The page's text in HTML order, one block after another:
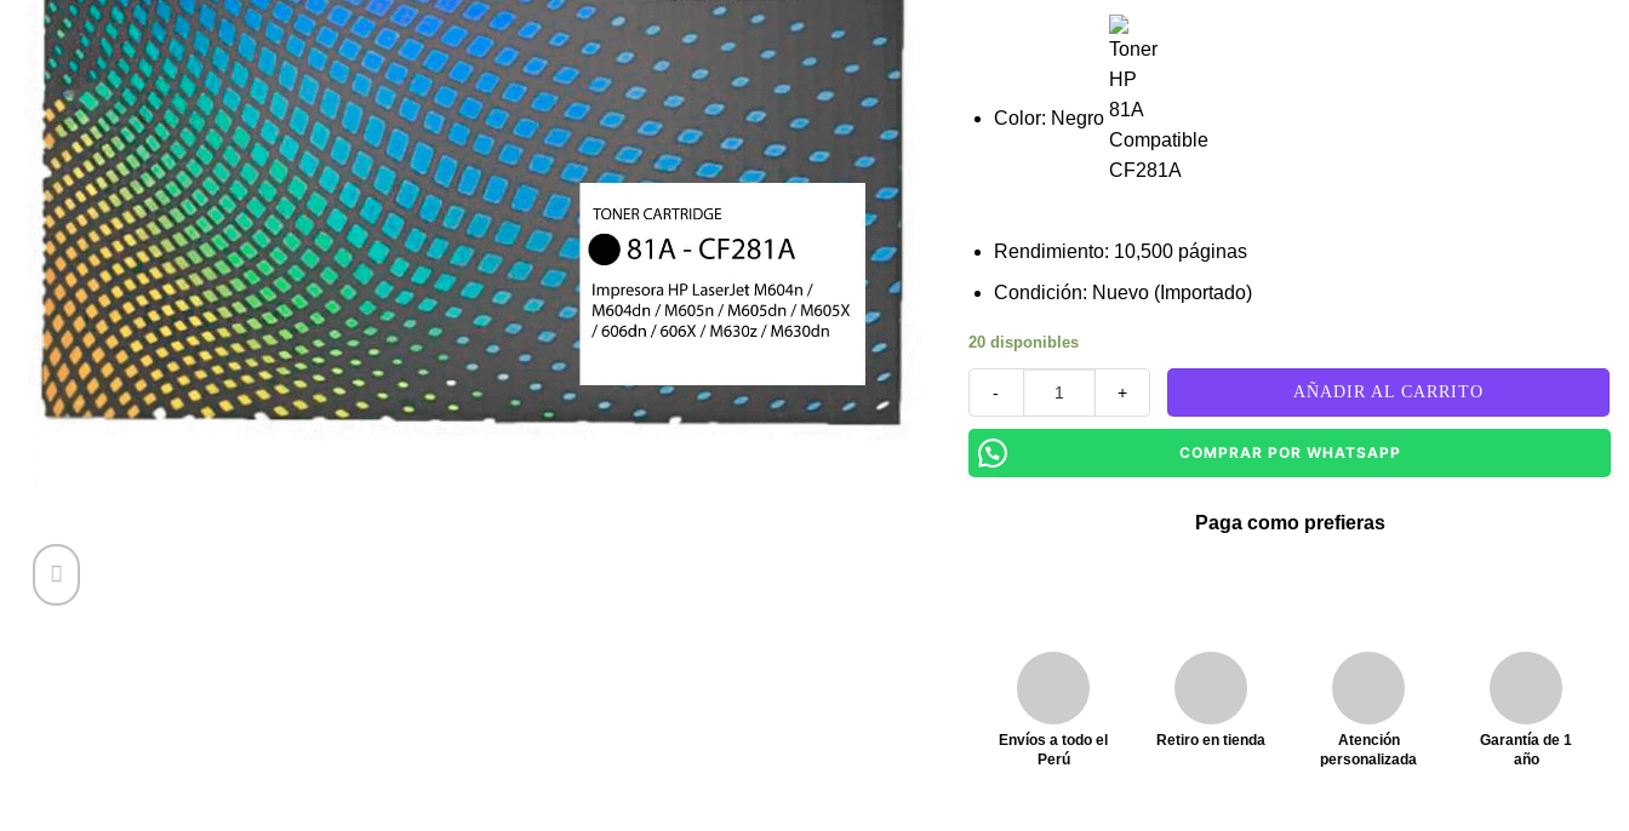
Color: Negro
Rendimiento: 10,500 páginas
Condición: Nuevo (Importado)
20 disponibles
Cartucho de Toner HP 81A Compatible CF281A cantidad
AÑADIR AL CARRITO
COMPRAR POR WHATSAPP
Paga como prefieras
Envíos a todo el
Perú
Retiro en tienda
Atención
personalizada
Garantía de 1
año